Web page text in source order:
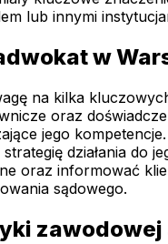
lub innymi
w
na kilka
oraz
jego
działania do
oraz informować
sądowego.